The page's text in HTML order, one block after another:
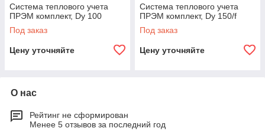
Система теплового учета
ПРЭМ комплект, Dy 100
Под заказ
Цену уточняйте
Система теплового учета
ПРЭМ комплект, Dy 150/f
Под заказ
Цену уточняйте
О нас
Рейтинг не сформирован
Менее 5 отзывов за последний год